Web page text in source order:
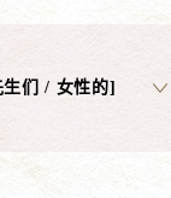
们 / 女性的]